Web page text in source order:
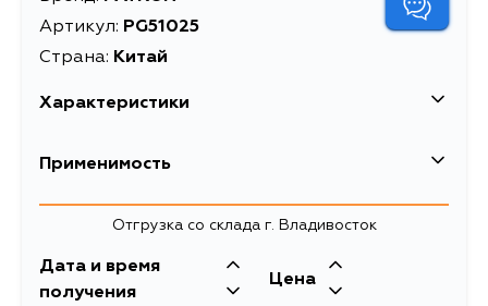
Артикул: PG51025
Страна: Китай
Характеристики
EAN-13
Длина упаковки, мм
Масса, кг 0.009
Применимость
Land RoverОтгрузка со склада г. Владивосток
Дата и время
получения
Цена